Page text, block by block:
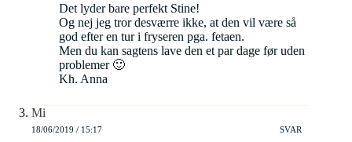
Det lyder bare perfekt Stine!
Og nej jeg tror desværre ikke, at den vil være så
god efter en tur i fryseren pga. fetaen.
Men du kan sagtens lave den et par dage før uden
problemer 🙂
Kh. Anna
Mi
18/06/2019 / 15:17 SVAR